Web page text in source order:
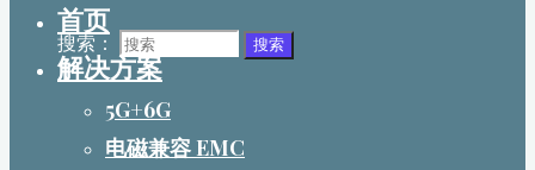
搜索： 搜索
首页
解决方案
5G+6G
电磁兼容 EMC